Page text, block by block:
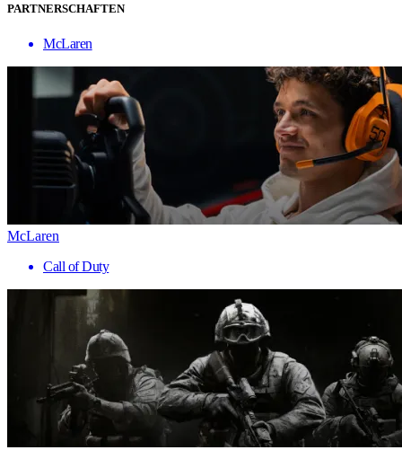
PARTNERSCHAFTEN
McLaren
McLaren
Call of Duty